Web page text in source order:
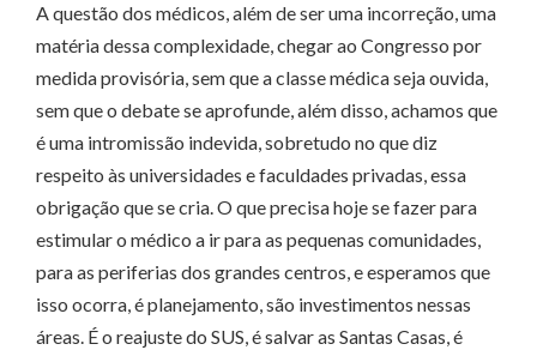
A questão dos médicos, além de ser uma incorreção, uma
matéria dessa complexidade, chegar ao Congresso por
medida provisória, sem que a classe médica seja ouvida,
sem que o debate se aprofunde, além disso, achamos que
é uma intromissão indevida, sobretudo no que diz
respeito às universidades e faculdades privadas, essa
obrigação que se cria. O que precisa hoje se fazer para
estimular o médico a ir para as pequenas comunidades,
para as periferias dos grandes centros, e esperamos que
isso ocorra, é planejamento, são investimentos nessas
áreas. É o reajuste do SUS, é salvar as Santas Casas, é